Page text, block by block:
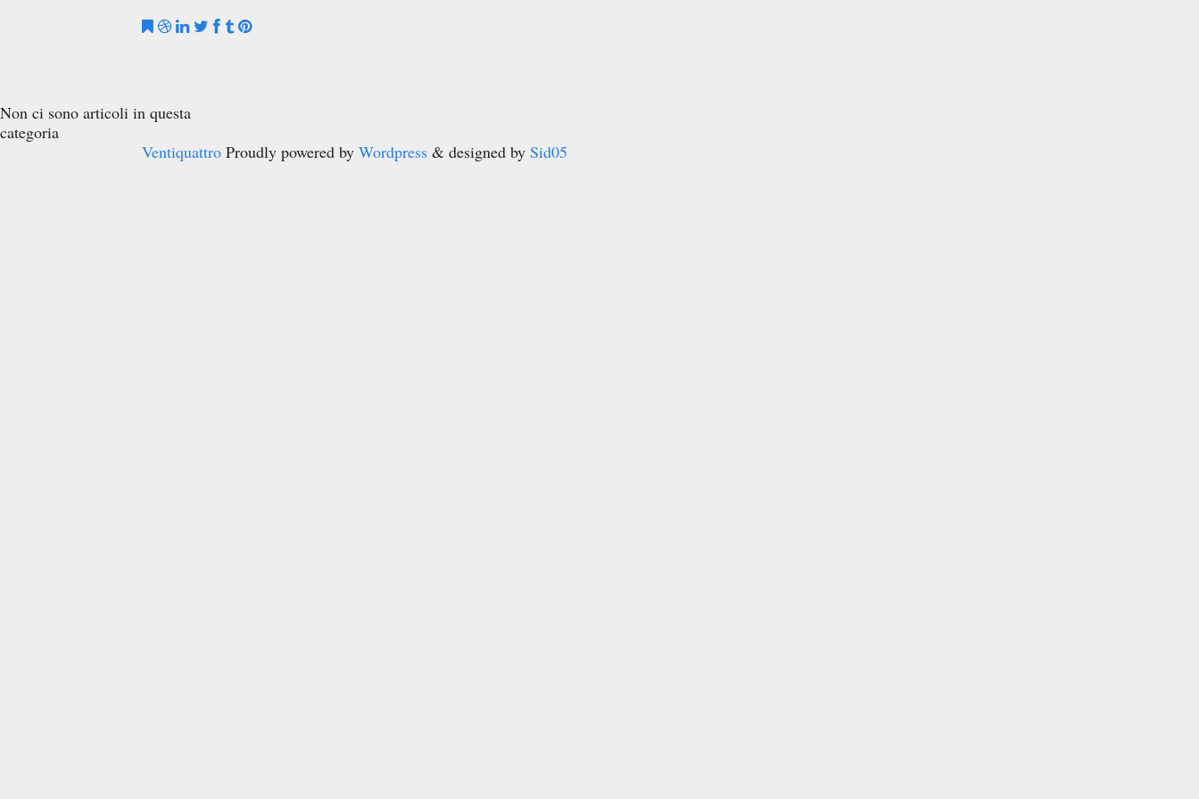
Non ci sono articoli in questa
categoria
Ventiquattro Proudly powered by Wordpress & designed by Sid05